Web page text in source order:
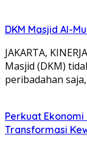
DKM Masjid Al-
JAKARTA,
Masjid (DKM)
peribadahan
Perkuat
Transformasi